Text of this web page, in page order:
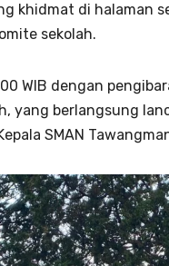
khidmat di halaman
sekolah.
WIB dengan
yang berlangsung
SMAN